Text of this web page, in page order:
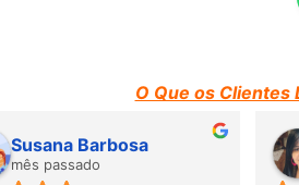
O Que os Clientes
Susana Barbosa
mês passado